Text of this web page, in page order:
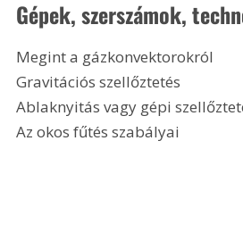
Gépek, szerszámok,
Megint a gázkonvektorokról
Gravitációs szellőztetés
Ablaknyitás vagy gépi
Az okos fűtés szabályai